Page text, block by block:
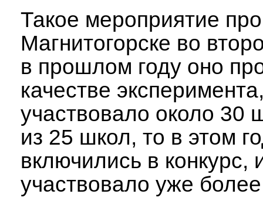
Такое мероприятие
Магнитогорске во
в прошлом году оно
качестве
участвовало около 30
из 25 школ, то в этом
включились в конкурс,
участвовало уже